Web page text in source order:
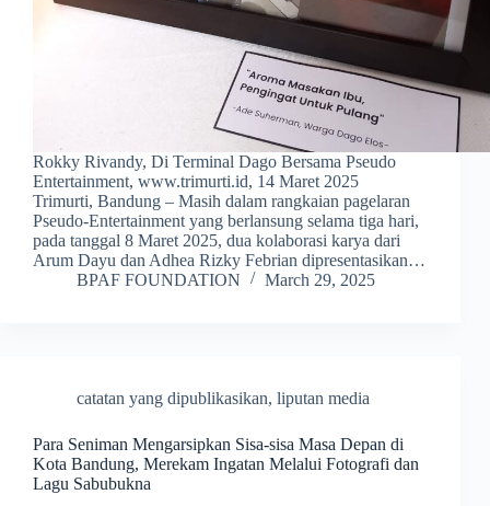
Rokky Rivandy, Di Terminal Dago Bersama Pseudo
Entertainment, www.trimurti.id, 14 Maret 2025
Trimurti, Bandung – Masih dalam rangkaian pagelaran
Pseudo-Entertainment yang berlansung selama tiga hari,
pada tanggal 8 Maret 2025, dua kolaborasi karya dari
Arum Dayu dan Adhea Rizky Febrian dipresentasikan…
BPAF FOUNDATION
March 29, 2025
catatan yang dipublikasikan, liputan media
Para Seniman Mengarsipkan Sisa-sisa Masa Depan di
Kota Bandung, Merekam Ingatan Melalui Fotografi dan
Lagu Sabubukna